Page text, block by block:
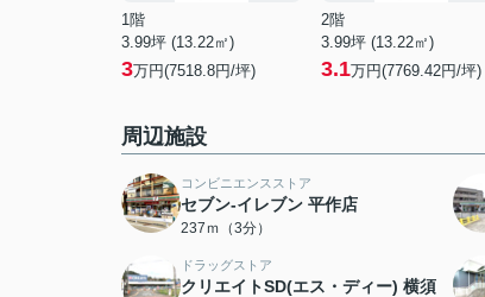
1階
3.99坪 (13.22㎡)
3万円(7518.8円/坪)
2階
3.99坪 (13.22㎡)
3.1万円(7769.42円/坪)
周辺施設
コンビニエンスストア
セブン‐イレブン 平作店
237ｍ（3分）
ドラッグストア
クリエイトSD(エス・ディー) 横須